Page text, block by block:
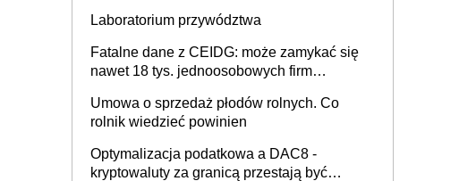
Laboratorium przywództwa
Fatalne dane z CEIDG: może zamykać się
nawet 18 tys. jednoosobowych firm
Umowa o sprzedaż płodów rolnych. Co
rolnik wiedzieć powinien
Optymalizacja podatkowa a DAC8 -
kryptowaluty za granicą przestają być